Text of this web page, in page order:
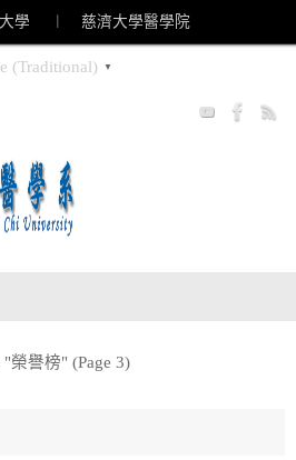
學 ︱ 慈濟大學醫學院
(Traditional) ▼
"榮譽榜" (Page 3)